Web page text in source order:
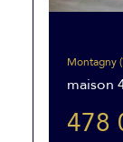
maison
478